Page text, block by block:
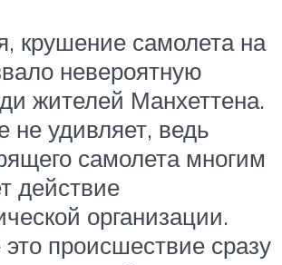
крушение самолета на
невероятную
жителей Манхеттена.
не удивляет, ведь
самолета многим
действие
организации.
происшествие сразу